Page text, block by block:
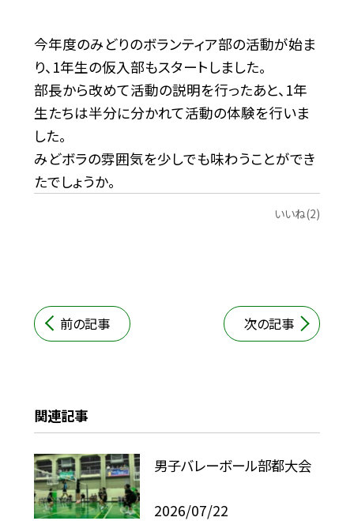
今年度のみどりのボランティア部の活動が始ま
り、1年生の仮入部もスタートしました。
部長から改めて活動の説明を行ったあと、1年
生たちは半分に分かれて活動の体験を行いま
した。
みどボラの雰囲気を少しでも味わうことができ
たでしょうか。
いいね(2)
前の記事 次の記事
関連記事
男子バレーボール部都大会
2026/07/22